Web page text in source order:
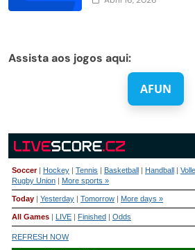
Assista aos jogos aqui:
AFUN